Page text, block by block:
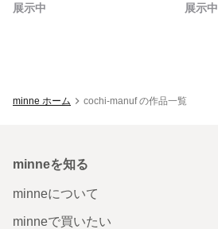
展示中
展示中
minne ホーム cochi-manuf の作品一覧
minneを知る
minneについて
minneで買いたい